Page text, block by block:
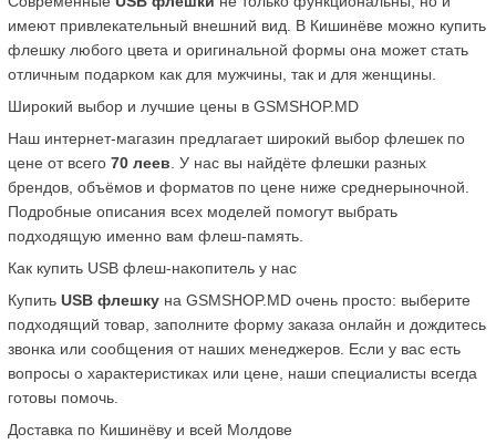
имеют привлекательный внешний вид. В Кишинёве можно купить
флешку любого цвета и оригинальной формы она может стать
отличным подарком как для мужчины, так и для женщины.
Широкий выбор и лучшие цены в GSMSHOP.MD
Наш интернет-магазин предлагает широкий выбор флешек по
цене от всего 70 леев . У нас вы найдёте флешки разных
брендов, объёмов и форматов по цене ниже среднерыночной.
Подробные описания всех моделей помогут выбрать
подходящую именно вам флеш-память.
Как купить USB флеш-накопитель у нас
Купить USB флешку на GSMSHOP.MD очень просто: выберите
подходящий товар, заполните форму заказа онлайн и дождитесь
звонка или сообщения от наших менеджеров. Если у вас есть
вопросы о характеристиках или цене, наши специалисты всегда
готовы помочь.
Доставка по Кишинёву и всей Молдове